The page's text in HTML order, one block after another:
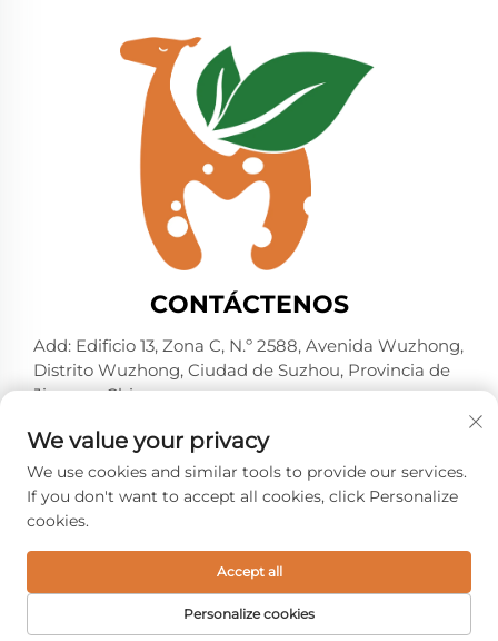
CONTÁCTENOS
Add: Edificio 13, Zona C, N.º 2588, Avenida Wuzhong,
Distrito Wuzhong, Ciudad de Suzhou, Provincia de
Jiangsu, China
Tel:
+86-13606218836
Correo electrónico:
[email protected]
los derechos reservados. -Política de privacidad
We value your privacy
We use cookies and similar tools to provide our services.
If you don't want to accept all cookies, click Personalize
cookies.
Personalize cookies
Accept all